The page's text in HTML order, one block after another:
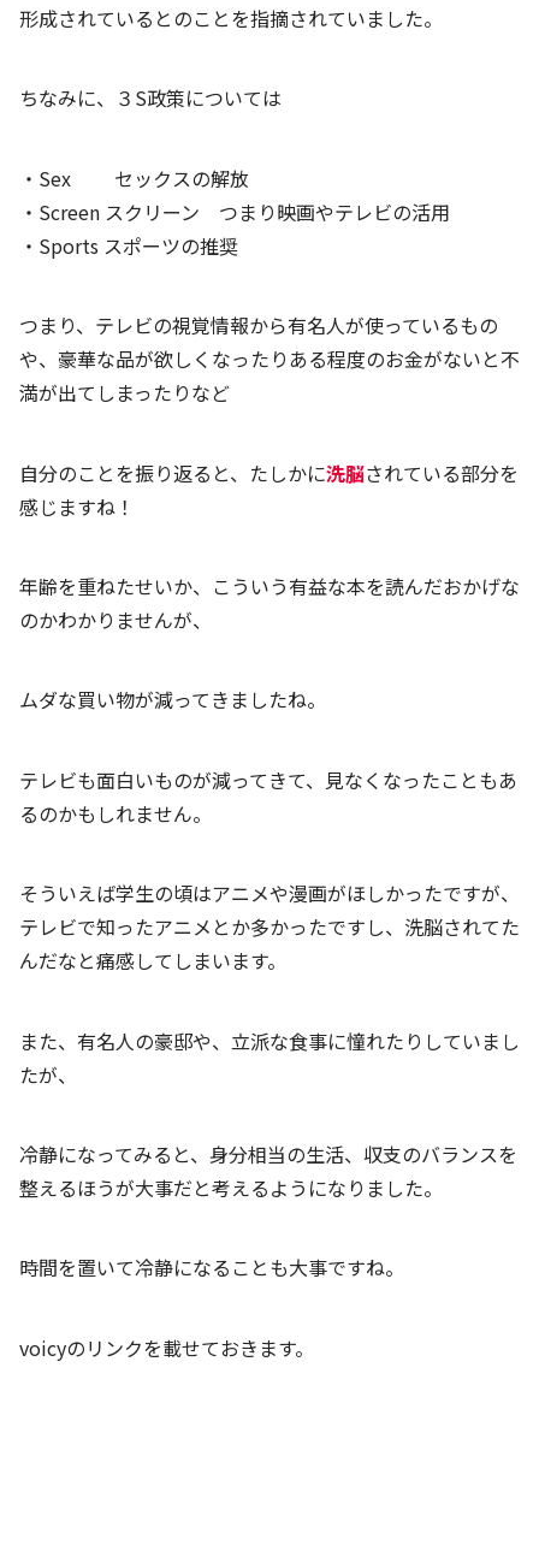
形成されているとのことを指摘されていました。
ちなみに、３S政策については
・Sex セックスの解放
・Screen スクリーン つまり映画やテレビの活用
・Sports スポーツの推奨
つまり、テレビの視覚情報から有名人が使っているもの
や、豪華な品が欲しくなったりある程度のお金がないと不
満が出てしまったりなど
自分のことを振り返ると、たしかに洗脳されている部分を
感じますね！
年齢を重ねたせいか、こういう有益な本を読んだおかげな
のかわかりませんが、
ムダな買い物が減ってきましたね。
テレビも面白いものが減ってきて、見なくなったこともあ
るのかもしれません。
そういえば学生の頃はアニメや漫画がほしかったですが、
テレビで知ったアニメとか多かったですし、洗脳されてた
んだなと痛感してしまいます。
また、有名人の豪邸や、立派な食事に憧れたりしていまし
たが、
冷静になってみると、身分相当の生活、収支のバランスを
整えるほうが大事だと考えるようになりました。
時間を置いて冷静になることも大事ですね。
voicyのリンクを載せておきます。